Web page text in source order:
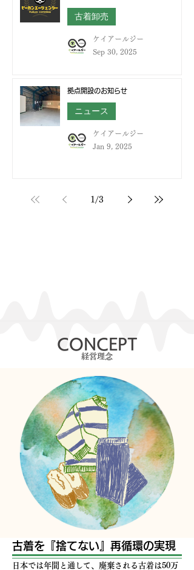
古着卸売
ケイアールジー
Sep 30, 2025
拠点開設のお知らせ
ニュース
ケイアールジー
Jan 9, 2025
1 /3
​CONCEPT
​経営理念
古着を『捨てない』再循環の実現
​日本では年間と通して、廃棄される古着は50万